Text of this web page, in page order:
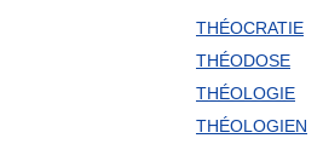
THÉOCRATIE
THÉODOSE
THÉOLOGIE
THÉOLOGIEN